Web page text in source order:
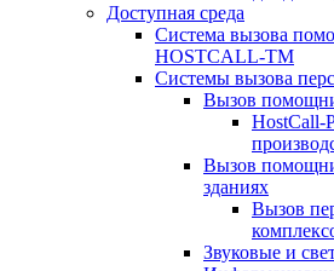
Доступная среда
Система вызова
HOSTCALL-TM
Системы вызова
Вызов
HostCall-
Вызов
зданиях
Вызов
Звуковые и